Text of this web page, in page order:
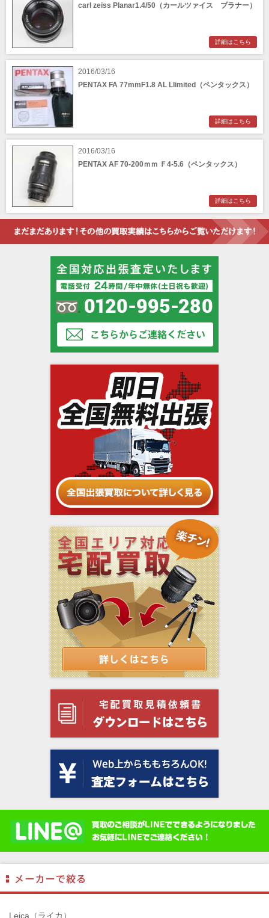
carl zeiss Planar1.4/50（カールツァイス プラナー）
詳細はこちら
2016/03/16
PENTAX FA 77mmF1.8 AL Llimited（ペンタックス）
詳細はこちら
2016/03/16
PENTAX AF 70-200ｍｍ Ｆ4-5.6（ペンタックス）
詳細はこちら
Leica（ライカ）